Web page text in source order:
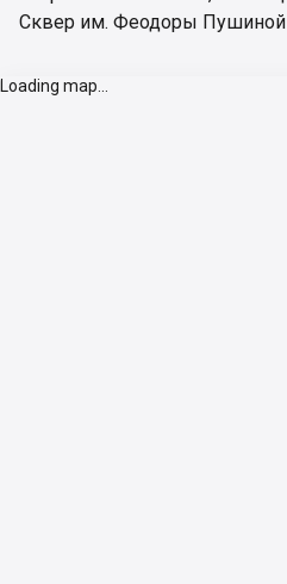
Сквер им. Феодоры Пушиной
Loading map...